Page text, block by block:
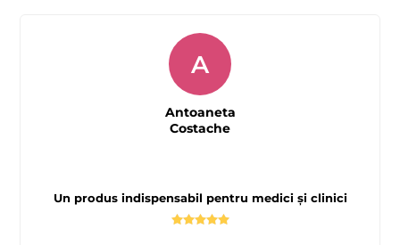
Un produs indispensabil pentru medici și clinici
A
Antoaneta
Costache